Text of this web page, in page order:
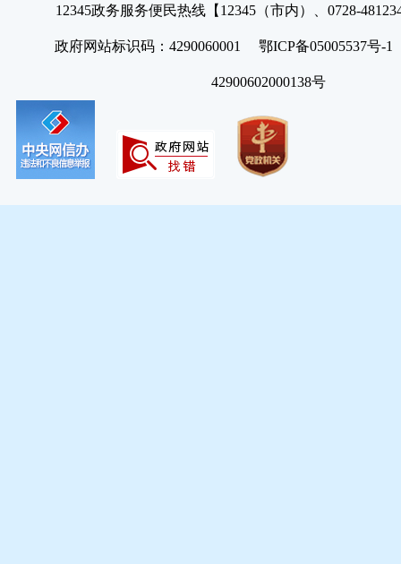
12345政务服务便民热线【12345（市内）、0728-
政府网站标识码：4290060001 鄂ICP备05005537号
42900602000138号